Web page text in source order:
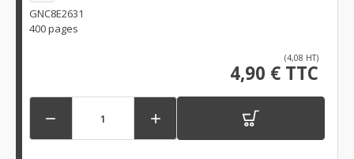
GNC8E2631
400 pages
(4,08 HT)
4,90 € TTC
 